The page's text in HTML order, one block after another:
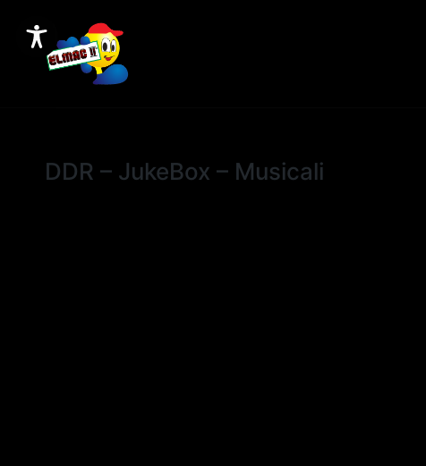
DDR – JukeBox – Musicali